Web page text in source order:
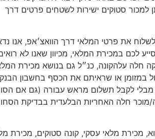
סטוקים ישירות לשטחים פרטים דרך
את פרטי המלאי דרך הוואצ׳אפ, אנו
לכם במכירת המלאי, מכיוון שאנו לא
חלה עלהקונה, כנ״ל גם בנושא מכירת
במזומן או שראיתם את הכסף בחשבון הבנק
מבלי לקבל תשלום מראש עבורה (גם אם
מוכר חלה האחריות הבלעדית בבדיקת
מכירת מלאי עסקי, קונה סטוקים, מכירת